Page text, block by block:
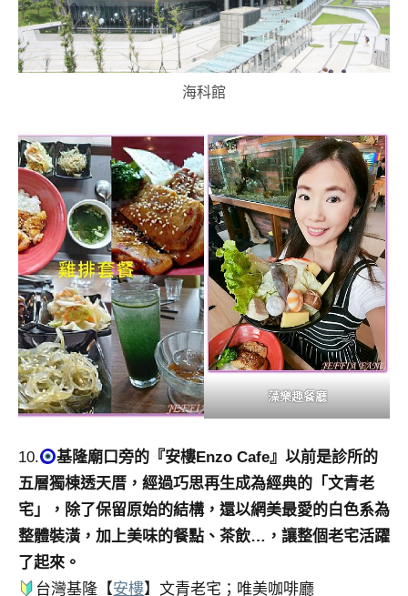
海科館
藻樂趣餐廳
10.
基隆廟口旁的『安樓Enzo Cafe』以前是診所的
五層獨棟透天厝，經過巧思再生成為經典的「文青老
宅」，除了保留原始的結構，還以網美最愛的白色系為
整體裝潢，加上美味的餐點、茶飲…，讓整個老宅活躍
了起來。
台灣基隆【安樓】文青老宅；唯美咖啡廳